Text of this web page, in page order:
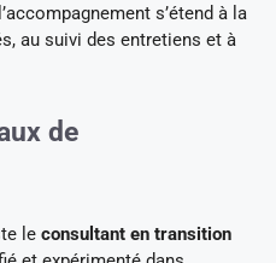
s’étend à la
au suivi des entretiens et à
de
le consultant en transition